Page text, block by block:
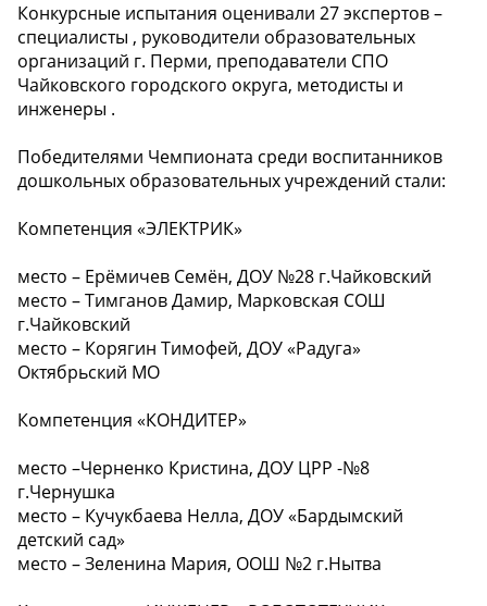
Конкурсные испытания оценивали 27 экспертов –
специалисты , руководители образовательных
организаций г. Перми, преподаватели СПО
Чайковского городского округа, методисты и
инженеры .
Победителями Чемпионата среди воспитанников
дошкольных образовательных учреждений стали:
Компетенция «ЭЛЕКТРИК»
место – Ерёмичев Семён, ДОУ №28 г.Чайковский
место – Тимганов Дамир, Марковская СОШ
г.Чайковский
место – Корягин Тимофей, ДОУ «Радуга»
Октябрьский МО
Компетенция «КОНДИТЕР»
место –Черненко Кристина, ДОУ ЦРР -№8
г.Чернушка
место – Кучукбаева Нелла, ДОУ «Бардымский
детский сад»
место – Зеленина Мария, ООШ №2 г.Нытва